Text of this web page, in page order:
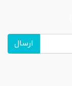
ارسال